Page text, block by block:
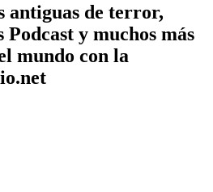
antiguas de terror,
Podcast y muchos más
mundo con la